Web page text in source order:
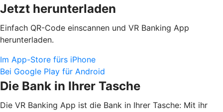
Jetzt herunterladen
Einfach QR-Code einscannen und VR Banking App
herunterladen.
Im App-Store fürs iPhone
Bei Google Play für Android
Die Bank in Ihrer Tasche
Die VR Banking App ist die Bank in Ihrer Tasche: Mit ihr